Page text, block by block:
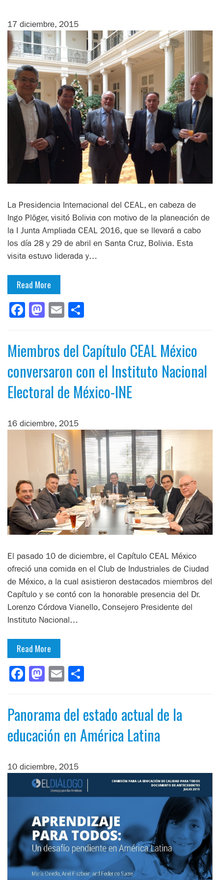
17 diciembre, 2015
La Presidencia Internacional del CEAL, en cabeza de
Ingo Plöger, visitó Bolivia con motivo de la planeación de
la I Junta Ampliada CEAL 2016, que se llevará a cabo
los día 28 y 29 de abril en Santa Cruz, Bolivia. Esta
visita estuvo liderada y…
Read More
Facebook
Mastodon
Email
Miembros del Capítulo CEAL México
conversaron con el Instituto Nacional
Electoral de México-INE
16 diciembre, 2015
El pasado 10 de diciembre, el Capítulo CEAL México
ofreció una comida en el Club de Industriales de Ciudad
de México, a la cual asistieron destacados miembros del
Capítulo y se contó con la honorable presencia del Dr.
Lorenzo Córdova Vianello, Consejero Presidente del
Instituto Nacional…
Read More
Facebook
Mastodon
Email
Panorama del estado actual de la
educación en América Latina
10 diciembre, 2015